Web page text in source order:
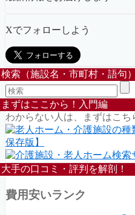
Xでフォローしよう
検索（施設名・市町村・語句）
まずはここから！入門編
わからない人は、まずはこち
大手の口コミ・評判を解剖！
費用安いランク